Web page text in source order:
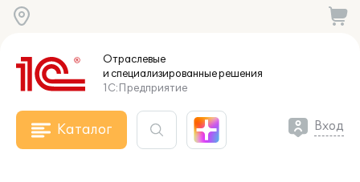
Отраслевые
и специализированныерешения
1С:Предприятие
Каталог Вход